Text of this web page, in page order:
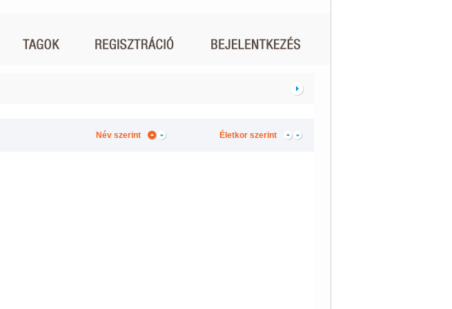
Név szerint Életkor szerint